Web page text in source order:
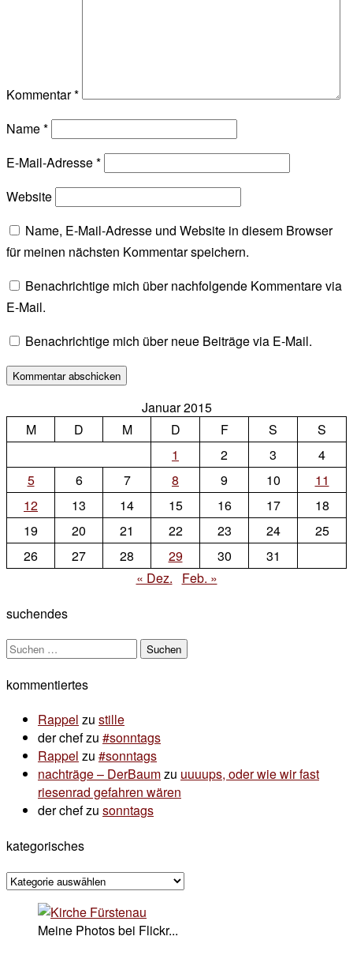
Kommentar*
Name*
E-Mail-Adresse*
Website
Name, E-Mail-Adresse und Website in diesem Browser
für meinen nächsten Kommentar speichern.
Benachrichtige mich über nachfolgende Kommentare via
E-Mail.
Benachrichtige mich über neue Beiträge via E-Mail.
Januar 2015
M
D M D F S
S
1
2 3
4
5
6 7 8 9 10
11
12
13 14 15 16 17
18
19
20 21 22 23 24
25
26
27 28 29 30
31
« Dez.
Feb. »
suchendes
Suchen
kommentiertes
Rappel zu stille
der chefzu #sonntags
Rappel zu #sonntags
nachträge – DerBaumzu uuuups, oder wie wir fast
riesenrad gefahren wären
der chefzu sonntags
kategorisches
kategorisches
Meine Photos bei Flickr...